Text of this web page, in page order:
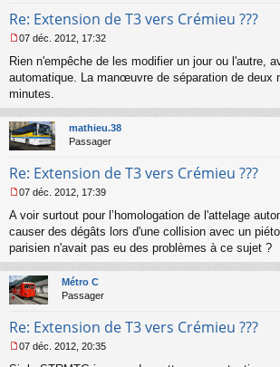
u
Re: Extension de T3 vers Crémieu ???
e
s
s
g
e
n
n
u
07 déc. 2012, 17:32
Rien n'empêche de les modifier un jour ou l'autre,
automatique. La manœuvre de séparation de deux
minutes.
mathieu.38
Passager
Re: Extension de T3 vers Crémieu ???
e
s
g
e
n
n
u
07 déc. 2012, 17:39
A voir surtout pour l’homologation de l'attelage
causer des dégâts lors d'une collision avec un
parisien n'avait pas eu des problèmes à ce sujet ?
Métro C
Passager
Re: Extension de T3 vers Crémieu ???
07 déc. 2012, 20:35